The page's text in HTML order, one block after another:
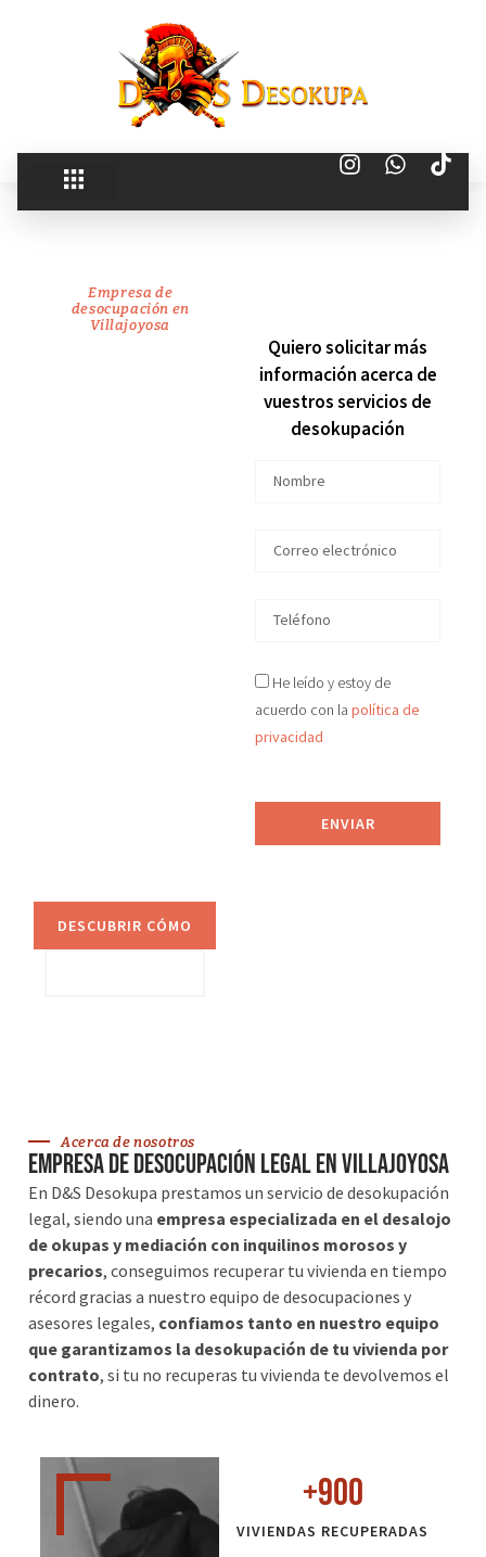
Empresa de
desocupación en
Villajoyosa
recuperamos
DESCUBRIR CÓMO
Quiero solicitar más
información acerca de
vuestros servicios de
desokupación
He leído y estoy de
acuerdo con lapolítica de
privacidad
ENVIAR
Acerca de nosotros
Empresa de desocupación legal en Villajoyosa
En D&S Desokupa prestamos un servicio de desokupación
legal, siendo una empresa especializada en el desalojo
de okupas y mediación con inquilinos morosos y
precarios, conseguimos recuperar tu vivienda en tiempo
récord gracias a nuestro equipo de desocupaciones y
asesores legales, confiamos tanto en nuestro equipo
que garantizamos la desokupación de tu vivienda por
contrato, si tu no recuperas tu vivienda te devolvemos el
dinero.
VIVIENDAS RECUPERADAS
+900